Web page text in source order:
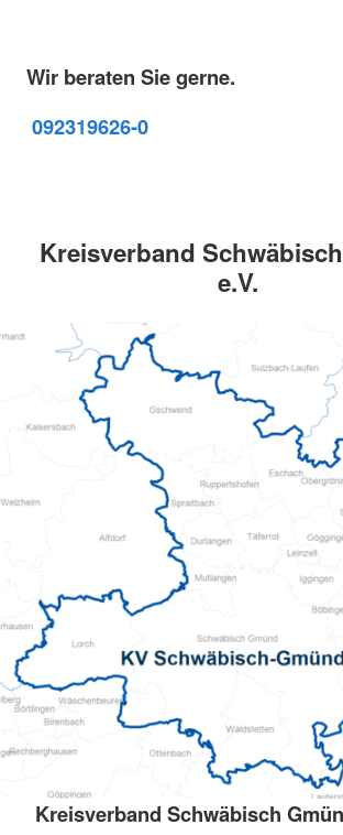
Wir beraten Sie gerne.
092319626-0
Kreisverband
e.V.
Kreisverband Schwäbisch